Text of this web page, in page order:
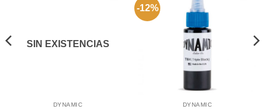
SIN EXISTENCIAS
DYNAMIC
-12%
DYNAMIC